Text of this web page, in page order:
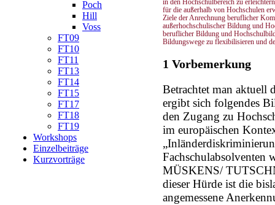
in den Hochschulbereich zu
für die außerhalb von Hochschulen
Ziele der Anrechnung beruflicher
außerhochschulischer Bildung und
beruflicher Bildung und
Bildungswege zu flexibilisieren und
1 Vorbemerkung
Betrachtet man aktuell
ergibt sich folgendes
den Zugang zu
im europäischen
Fachschulabsolventen
MÜSKENS/
dieser Hürde ist die
angemessene
Poch
Hill
Voss
FT09
FT10
FT11
FT13
FT14
FT15
FT17
FT18
FT19
Workshops
Einzelbeiträge
Kurzvorträge